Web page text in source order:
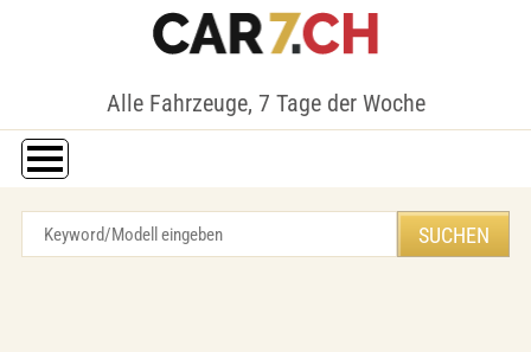
Alle Fahrzeuge, 7 Tage der Woche